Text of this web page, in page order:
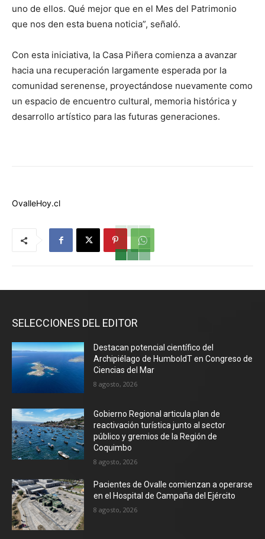
uno de ellos. Qué mejor que en el Mes del Patrimonio
que nos den esta buena noticia”, señaló.
Con esta iniciativa, la Casa Piñera comienza a avanzar
hacia una recuperación largamente esperada por la
comunidad serenense, proyectándose nuevamente como
un espacio de encuentro cultural, memoria histórica y
desarrollo artístico para las futuras generaciones.
OvalleHoy.cl
SELECCIONES DEL EDITOR
Destacan potencial científico del
Archipiélago de HumboldT en Congreso de
Ciencias del Mar
8 agosto, 2026
Gobierno Regional articula plan de
reactivación turística junto al sector
público y gremios de la Región de
Coquimbo
8 agosto, 2026
Pacientes de Ovalle comienzan a operarse
en el Hospital de Campaña del Ejército
8 agosto, 2026